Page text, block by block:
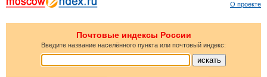
О проекте
Почтовые индексы России
Введите название населённого пункта или почтовый индекс: